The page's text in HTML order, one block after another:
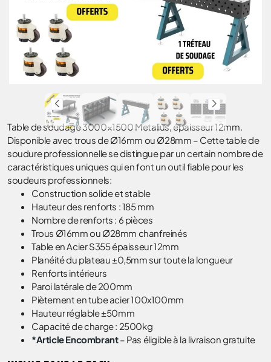
Table de soudage 3000×1500 Metalius, épaisseur 12mm.
Disponible avec trous de Ø16mm ou Ø28mm – Cette table de
soudure professionnelle se distingue par un certain nombre de
caractéristiques uniques qui en font un outil fiable pour les
soudeurs professionnels:
Construction solide et stable
Hauteur des renforts : 185 mm
Nombre de renforts : 6 pièces
Trous Ø16mm ou Ø28mm chanfreinés
Table en Acier S355 épaisseur 12mm
Planéité du plateau ±0,5mm sur toute la longueur
Renforts intérieurs
Paroi latérale de 200mm
Piètement en tube acier 100x100mm
Hauteur réglable ±50mm
Capacité de charge : 2500kg
*Article Encombrant– Pas éligible à la livraison gratuite